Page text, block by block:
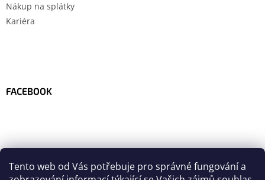
Tento web od Vás potřebuje pro správné fungování a
Nákup na splátky
Kariéra
FACEBOOK